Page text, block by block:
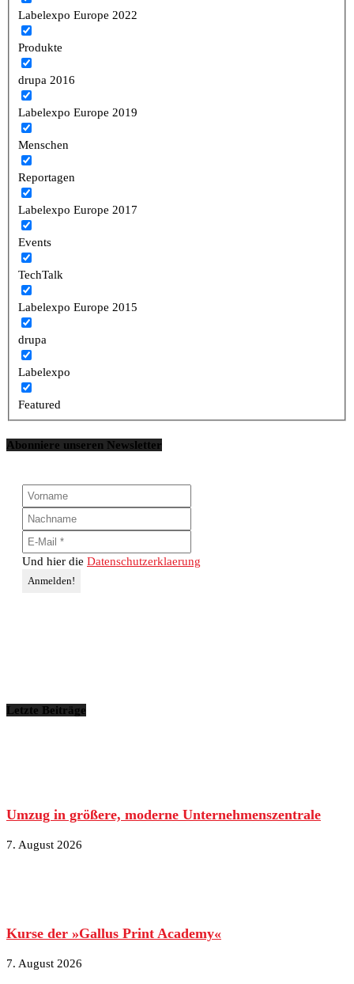
Labelexpo Europe 2022
Produkte
drupa 2016
Labelexpo Europe 2019
Menschen
Reportagen
Labelexpo Europe 2017
Events
TechTalk
Labelexpo Europe 2015
drupa
Labelexpo
Featured
Abonniere unseren Newsletter
Und hier die Datenschutzerklaerung
Letzte Beiträge
Umzug in größere, moderne Unternehmenszentrale
7. August 2026
Kurse der »Gallus Print Academy«
7. August 2026